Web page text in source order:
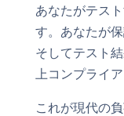
あなたがテス
す。あなたが
そしてテスト
上コンプライ
これが現代の